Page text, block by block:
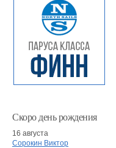
Скоро день рождения
16 августа
Сорокин Виктор